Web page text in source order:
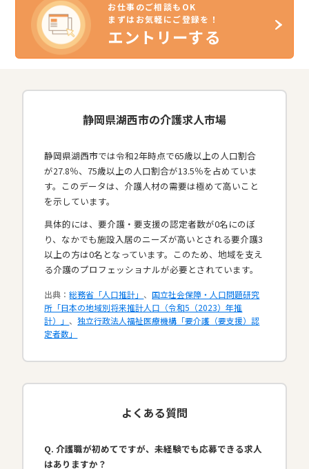
お仕事のご相談もOK
まずはお気軽にご登録を！
エントリーする
静岡県湖西市の介護求人市場
静岡県湖西市では令和2年時点で65歳以上の人口割合
が27.8％、75歳以上の人口割合が13.5％を占めていま
す。このデータは、介護人材の需要は極めて高いこと
を示しています。
具体的には、要介護・要支援の認定者数が0名にのぼ
り、なかでも施設入居のニーズが高いとされる要介護3
以上の方は0名となっています。このため、地域を支え
る介護のプロフェッショナルが必要とされています。​
出典：総務省「人口推計」 、国立社会保障・人口問題研究
所「日本の地域別将来推計人口（令和5（2023）年推
計）」 、独立行政法人福祉医療機構「要介護（要支援）認
定者数」
よくある質問
Q. 介護職が初めてですが、未経験でも応募できる求人
はありますか？